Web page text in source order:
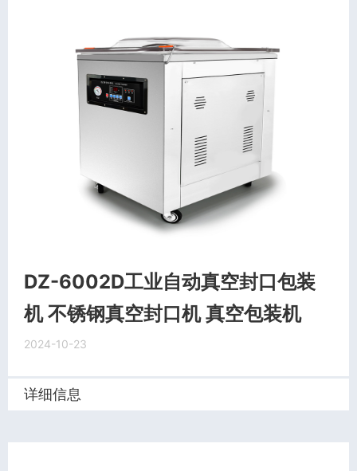
DZ-6002D工业自动真空封口包装
机 不锈钢真空封口机 真空包装机
2024-10-23
详细信息